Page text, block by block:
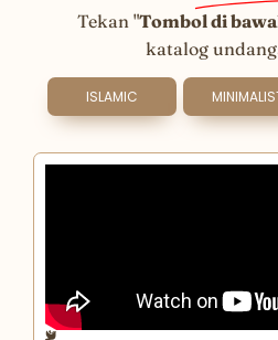
Tekan "Tombol di
katalog
ISLAMIC